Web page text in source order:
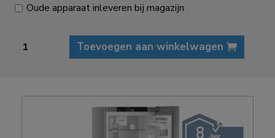
Oude apparaat inleveren bij magazijn
CBNsda
Toevoegen aan winkelwagen